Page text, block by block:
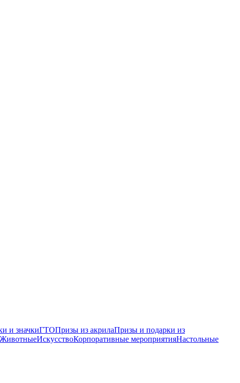
и значкиГТОПризы из акрилаПризы и подарки из
ЖивотныеИскусствоКорпоративные мероприятияНастольные